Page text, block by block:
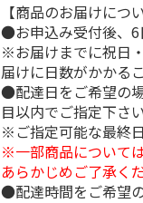
【商品のお届けにつ
●お申込み受付後、6
※お届けまでに祝日
届けに日数がかかる
●配達日をご希望の
目以内でご指定下さい
※ご指定可能な最終
※一部商品について
あらかじめご了承く
●配達時間をご希望